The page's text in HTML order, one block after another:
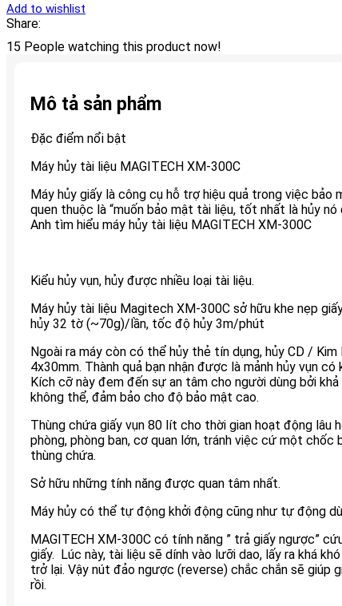
Add to wishlist
Share:
15 People watching this product now!
Mô tả sản phẩm
Đặc điểm nổi bật
Máy hủy tài liệu MAGITECH XM-300C
Máy hủy giấy là công cụ hỗ trợ hiệu quả trong việc bảo
quen thuộc là “muốn bảo mật tài liệu, tốt nhất là hủy nó
Anh tìm hiểu máy hủy tài liệu MAGITECH XM-300C
Kiểu hủy vụn, hủy được nhiều loại tài liệu.
Máy hủy tài liệu Magitech XM-300C sở hữu khe nẹp
hủy 32 tờ (~70g)/lần, tốc độ hủy 3m/phút
Ngoài ra máy còn có thể hủy thẻ tín dụng, hủy CD /
4x30mm. Thành quả bạn nhận được là mảnh hủy vụn
Kích cỡ này đem đến sự an tâm cho người dùng bởi
không thể, đảm bảo cho độ bảo mật cao.
Thùng chứa giấy vụn 80 lít cho thời gian hoạt động lâu
phòng, phòng ban, cơ quan lớn, tránh việc cứ một chốc
thùng chứa.
Sở hữu những tính năng được quan tâm nhất.
Máy hủy có thể tự động khởi động cũng như tự động
MAGITECH XM-300C có tính năng ” trả giấy ngược”
giấy. Lúc này, tài liệu sẽ dính vào lưỡi dao, lấy ra khá
trở lại. Vậy nút đảo ngược (reverse) chắc chắn sẽ giúp
rồi.